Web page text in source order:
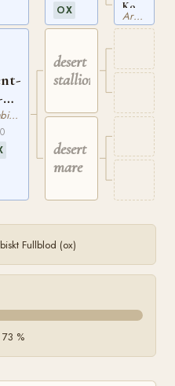
Arabiskt Fullblod
ox
OX
desert
stallion
desert
mare
ox
ASBB
Arabiskt Fullblod
Fullblod (ox)
%